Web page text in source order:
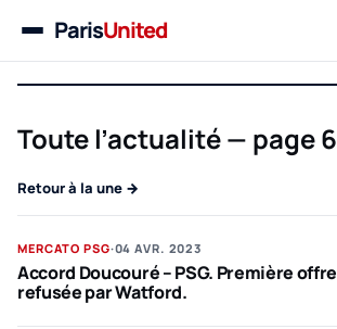
MenuParisUnited
Toute l’actualité — page 6
Retour à la une →
MERCATO PSG·04 AVR. 2023
Accord Doucouré – PSG. Première offre
refusée par Watford.